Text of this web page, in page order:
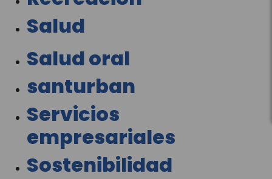
Salud
Salud oral
santurban
Servicios
empresariales
Sostenibilidad